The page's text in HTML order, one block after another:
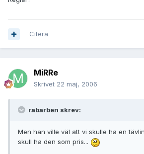
Citera
MiRRe
Skrivet 22 maj, 2006
rabarben skrev:
Men han ville väl att vi skulle ha en
skull ha den som pris...